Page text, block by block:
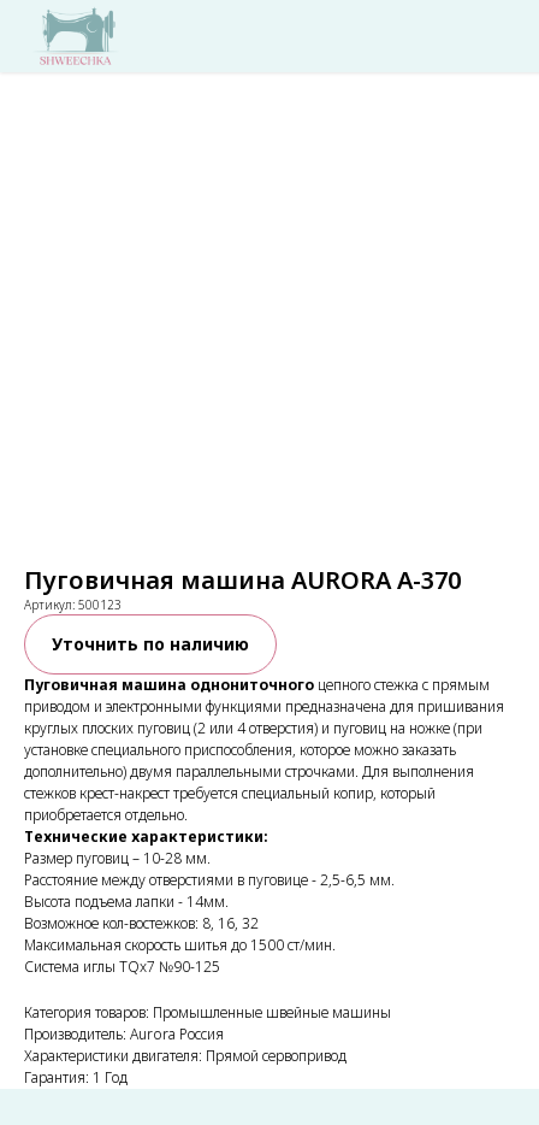
Пуговичная машина AURORA A-370
Артикул: 500123
Уточнить по наличию
Пуговичная машина однониточного цепного стежка с прямым
приводом и электронными функциями предназначена для пришивания
круглых плоских пуговиц (2 или 4 отверстия) и пуговиц на ножке (при
установке специального приспособления, которое можно заказать
дополнительно) двумя параллельными строчками. Для выполнения
стежков крест-накрест требуется специальный копир, который
приобретается отдельно.
Технические характеристики:
Размер пуговиц – 10-28 мм.
Расстояние между отверстиями в пуговице - 2,5-6,5 мм.
Высота подъема лапки - 14мм.
Возможное кол-востежков: 8, 16, 32
Максимальная скорость шитья до 1500 ст/мин.
Система иглы TQx7 №90-125
Категория товаров: Промышленные швейные машины
Производитель: Aurora Россия
Характеристики двигателя: Прямой сервопривод
Гарантия: 1 Год